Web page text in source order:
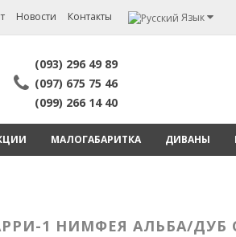
Новости Контакты Язык
(093) 296 49 89
(097) 675 75 46
(099) 266 14 40
МАЛОГАБАРИТКА ДИВАНЫ
1 НИМФЕЯ АЛЬБА/ДУБ